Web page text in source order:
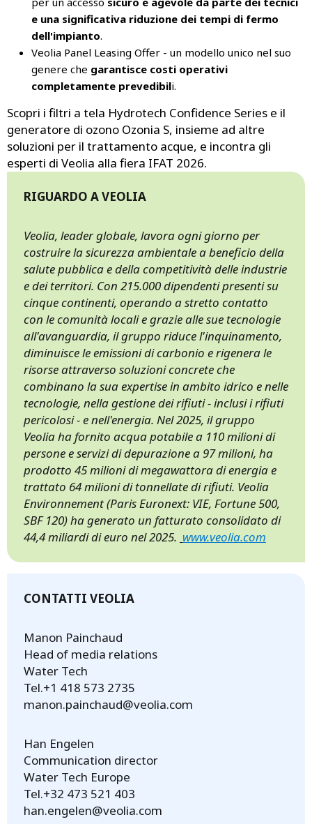
e una significativa riduzione dei tempi di fermo
dell'impianto.
Veolia Panel Leasing Offer - un modello unico nel suo
genere che garantisce costi operativi
completamente prevedibili.
Scopri i filtri a tela Hydrotech Confidence Series e il
generatore di ozono Ozonia S, insieme ad altre
soluzioni per il trattamento acque, e incontra gli
esperti di Veolia alla fiera IFAT 2026.
RIGUARDO A VEOLIA
Veolia, leader globale, lavora ogni giorno per
costruire la sicurezza ambientale a beneficio della
salute pubblica e della competitività delle industrie
e dei territori. Con 215.000 dipendenti presenti su
cinque continenti, operando a stretto contatto
con le comunità locali e grazie alle sue tecnologie
all'avanguardia, il gruppo riduce l'inquinamento,
diminuisce le emissioni di carbonio e rigenera le
risorse attraverso soluzioni concrete che
combinano la sua expertise in ambito idrico e nelle
tecnologie, nella gestione dei rifiuti - inclusi i rifiuti
pericolosi - e nell'energia. Nel 2025, il gruppo
Veolia ha fornito acqua potabile a 110 milioni di
persone e servizi di depurazione a 97 milioni, ha
prodotto 45 milioni di megawattora di energia e
trattato 64 milioni di tonnellate di rifiuti. Veolia
Environnement (Paris Euronext: VIE, Fortune 500,
SBF 120) ha generato un fatturato consolidato di
44,4 miliardi di euro nel 2025. www.veolia.com
CONTATTI VEOLIA
Manon Painchaud
Head of media relations
Water Tech
Tel.+1 418 573 2735
manon.painchaud@veolia.com
Han Engelen
Communication director
Water Tech Europe
Tel.+32 473 521 403
han.engelen@veolia.com